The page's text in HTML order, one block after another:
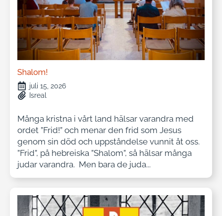
Shalom!
juli 15, 2026
Isreal
Många kristna i vårt land hälsar varandra med
ordet ”Frid!” och menar den frid som Jesus
genom sin död och uppståndelse vunnit åt oss.
”Frid”, på hebreiska ”Shalom”, så hälsar många
judar varandra. Men bara de juda...